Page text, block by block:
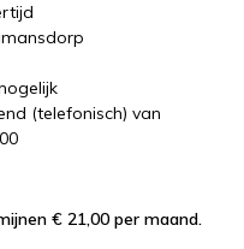
(telefonisch) van
€ 21,00 per maand.